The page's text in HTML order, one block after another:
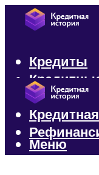
Кредиты
Меню